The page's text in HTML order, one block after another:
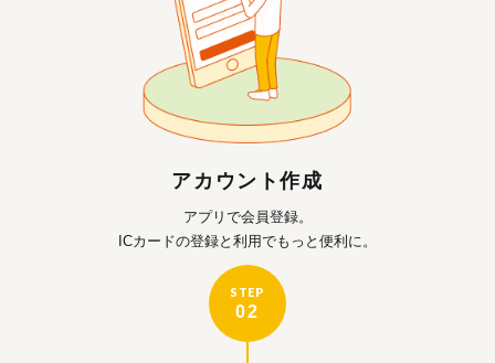
アカウント作成
アプリで会員登録。
ICカードの登録と利用でもっと便利に。
STEP
02